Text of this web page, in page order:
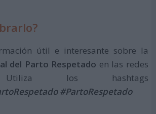
útil e interesante sobre la
del Parto Respetado en las redes
Utiliza los hashtags
#PartoRespetado